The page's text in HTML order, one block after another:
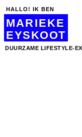
HALLO! IK BEN
MARIEKE
EYSKOOT
DUURZAME LIFESTYLE-